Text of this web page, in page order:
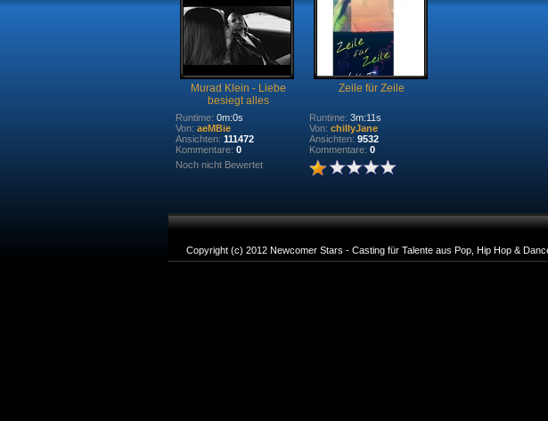
Murad Klein - Liebe
besiegt alles
Runtime: 0m:0s
Von: aeMBie
Ansichten: 111472
Kommentare: 0
Noch nicht Bewertet
Zeile für Zeile
Runtime: 3m:11s
Von: chillyJane
Ansichten: 9532
Kommentare: 0
Copyright (c) 2012 Newcomer Stars - Casting für Talente aus Pop, Hip Hop &